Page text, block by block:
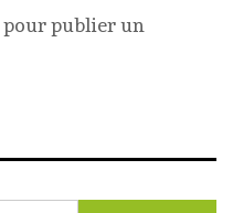
pour publier un